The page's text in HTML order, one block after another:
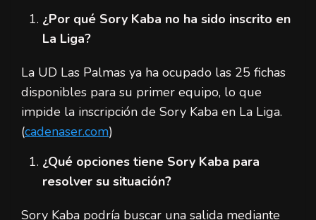
¿Por qué Sory Kaba no ha sido inscrito en
La Liga?
La UD Las Palmas ya ha ocupado las 25 fichas
disponibles para su primer equipo, lo que
impide la inscripción de Sory Kaba en La Liga.
(cadenaser.com)
¿Qué opciones tiene Sory Kaba para
resolver su situación?
Sory Kaba podría buscar una salida mediante